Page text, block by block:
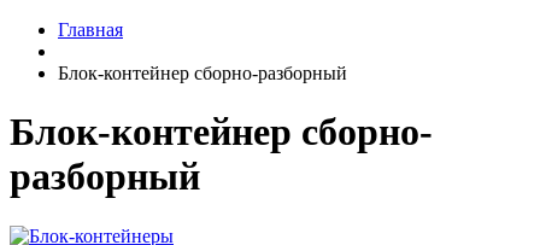
Главная
Блок-контейнер сборно-разборный
Блок-контейнер сборно-
разборный